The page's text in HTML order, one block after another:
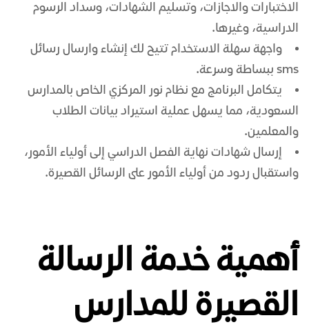
الاختبارات والاجازات، وتسليم الشهادات، وسداد الرسوم
الدراسية، وغيرها.
واجهة سهلة الاستخدام تتيح لك إنشاء وارسال رسائل
sms ببساطة وسرعة.
يتكامل البرنامج مع نظام نور المركزي الخاص بالمدارس
السعودية، مما يسهل عملية استيراد بيانات الطلاب
والمعلمين.
إرسال شهادات نهاية الفصل الدراسي إلى أولياء الأمور،
واستقبال ردود من أولياء الأمور على الرسائل القصيرة.
أهمية خدمة الرسالة
القصيرة للمدارس